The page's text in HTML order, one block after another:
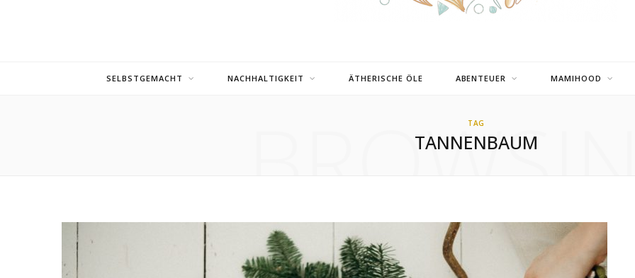
SELBSTGEMACHT NACHHALTIGKEIT ÄTHERISCHE ÖLE ABENTEUER MAMIHOOD
TAG
TANNENBAUM